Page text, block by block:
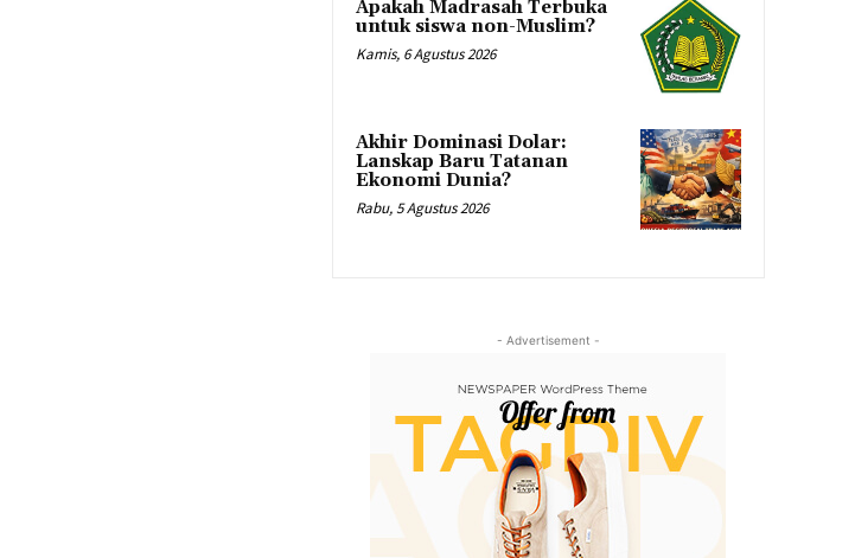
Apakah Madrasah Terbuka
untuk siswa non-Muslim?
Kamis, 6 Agustus 2026
Akhir Dominasi Dolar:
Lanskap Baru Tatanan
Ekonomi Dunia?
Rabu, 5 Agustus 2026
- Advertisement -